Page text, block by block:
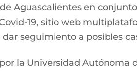
Aguascalientes en
19, sitio web
seguimiento a posibles
la Universidad Autónoma